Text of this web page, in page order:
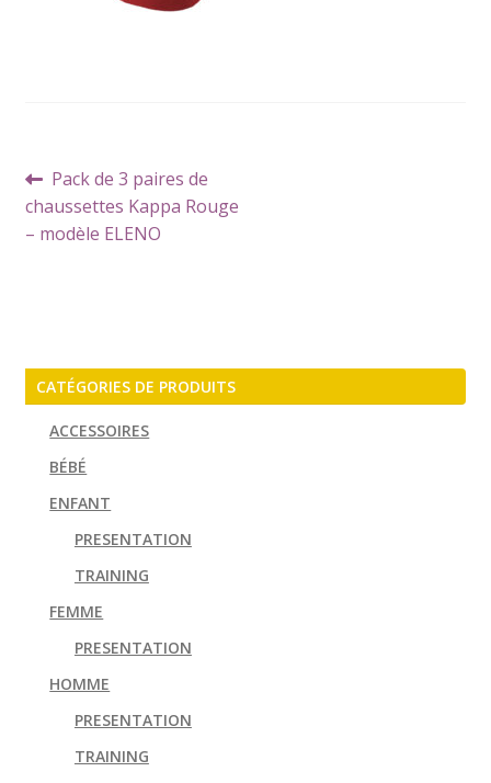
Navigation
de
l’article
Article
précédent :
Pack de 3 paires de
chaussettes Kappa Rouge
– modèle ELENO
CATÉGORIES DE PRODUITS
ACCESSOIRES
BÉBÉ
ENFANT
PRESENTATION
TRAINING
FEMME
PRESENTATION
HOMME
PRESENTATION
TRAINING